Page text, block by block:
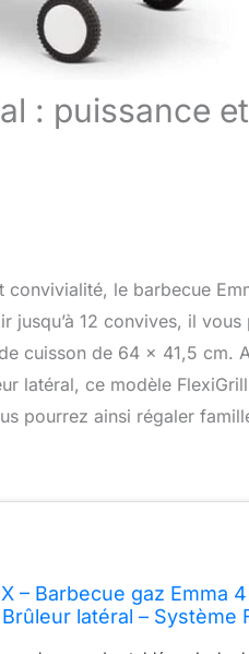
: puissance
le barbecue
jusqu’à 12 convives, il
cuisson de 64 x 41,5 cm.
latéral, ce modèle
pourrez ainsi régaler
– Barbecue gaz Emma
latéral – Système